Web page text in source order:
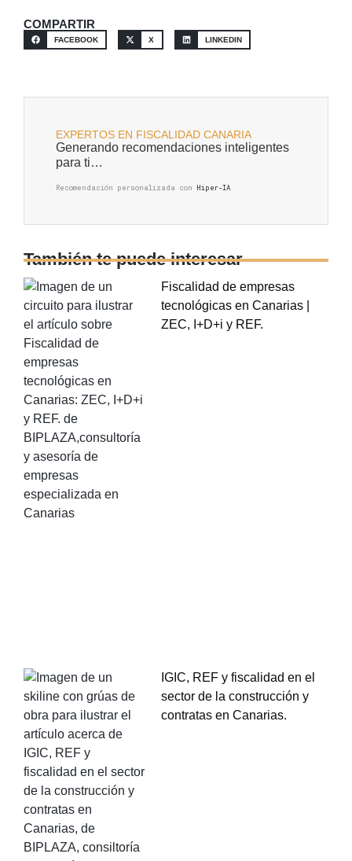
COMPARTIR
FACEBOOK X LINKEDIN
EXPERTOS EN FISCALIDAD CANARIA
Generando recomendaciones inteligentes
para ti…
Recomendación personalizada con Hiper-IA
También te puede interesar
Fiscalidad de empresas
tecnológicas en Canarias |
ZEC, I+D+i y REF.
IGIC, REF y fiscalidad en el
sector de la construcción y
contratas en Canarias.